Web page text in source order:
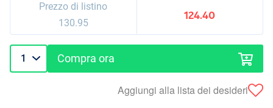
Prezzo di listino
130.95
124.40
Compra ora
Aggiungi alla lista dei desideri